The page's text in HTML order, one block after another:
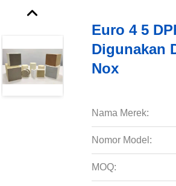
Euro 4 5
Digunakan
Nox
Nama Merek:
Nomor Model:
MOQ: